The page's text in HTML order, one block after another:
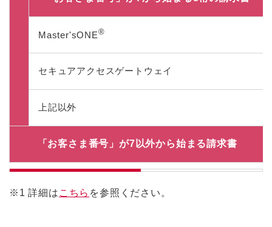
Master'sONE®
セキュアアクセスゲートウェイ
上記以外
「お客さま番号」が7以外から始まる請求書
※1 詳細は こちら を参照ください。